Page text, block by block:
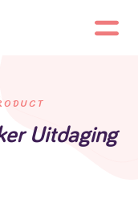
Uitdaging